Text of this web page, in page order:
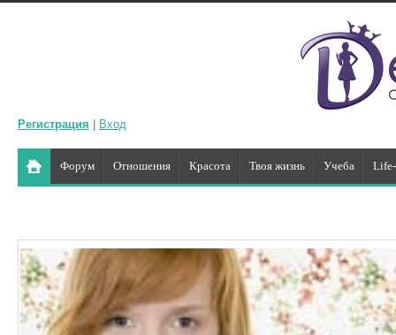
Регистрация Вход
Форум Отношения Красота Твоя жизнь Учеба